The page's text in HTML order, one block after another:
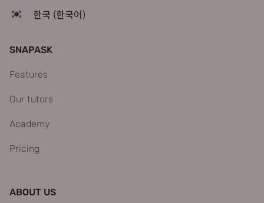
한국 (한국어)
SNAPASK
Features
Our tutors
Academy
Pricing
ABOUT US